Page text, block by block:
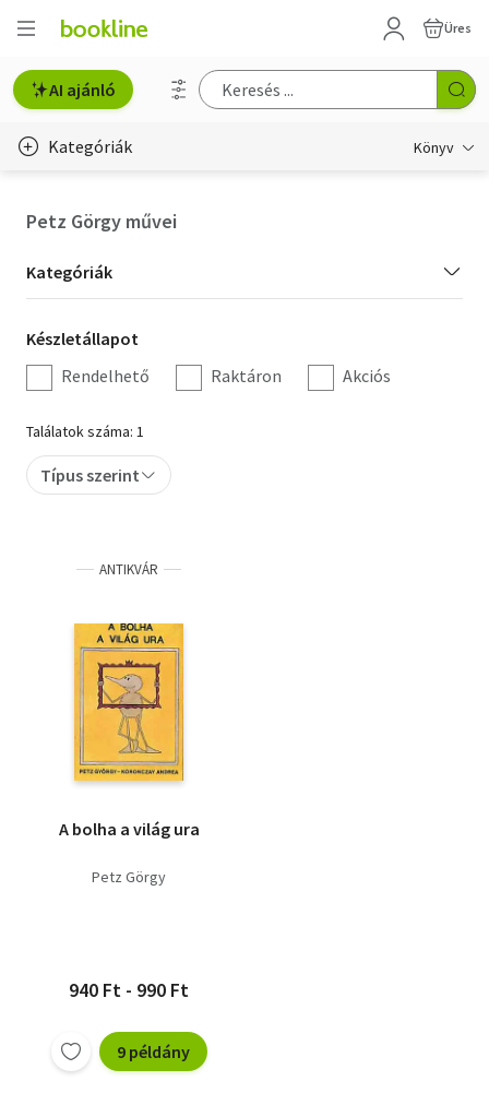
Üres
AI ajánló
Kategóriák Könyv
Hobbi, szabadidő
Irodalom
Művészet
Szakkönyv
Tankönyv, segédkönyv
Társadalomtudomány
Természettudomány
Történelem
Petz Görgy művei
Kategória
szűrés
Kategóriák
Készletállapot
szűrés
Készletállapot
Rendelhető
Raktáron Akciós
Találatok száma: 1
Típus szerint
ANTIKVÁR
A bolha a világ ura
Petz Görgy
940 Ft - 990 Ft
9 példány